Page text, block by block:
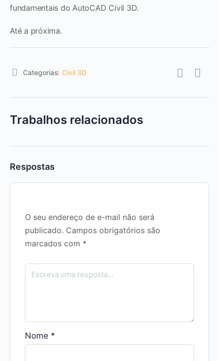
fundamentais do AutoCAD Civil 3D.
Até a próxima.
Categorias: Civil 3D
Trabalhos relacionados
Respostas
O seu endereço de e-mail não será
publicado. Campos obrigatórios são
marcados com *
Nome *